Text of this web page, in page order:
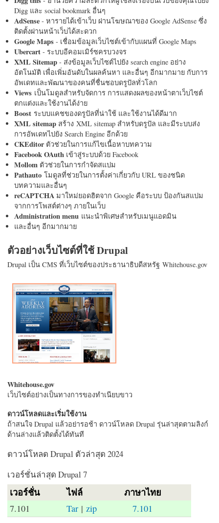
Digg และ social bookmark อื่นๆ
AdSense - หารายได้เข้าเว็บ ผ่านโฆษณาของ Google AdSense ซึ่ง
ติดตั้งผ่านหน้าเว็บได้สะดวก
Google Maps - เชื่อมข้อมูลเว็บไซต์เข้ากับแผนที่ Google Maps
Ubercart - ระบบอีคอมเมิร์ซครบวงจร
XML Sitemap - ส่งข้อมูลเว็บไซต์ไปยัง search engine อย่าง
อัตโนมัติ เพื่อเพิ่มอันดับในผลค้นหา และอื่นๆ อีกมากมาย กับการ
อัพเดทและพัฒนาของคนที่ชื่นชอบดรูปัลทั่วโลก
Views เป็นโมดูลสำหรับจัดการ การแสดงผลของหน้าตาเว็บไซต์
ตกแต่งและใช้งานได้ง่าย
Boost ระบบแคชของดรูปัลที่น่าใช้ และใช้งานได้ดีมาก
XML sitemap สร้าง XML sitemap สำหรับดรูปัล และมีระบบส่ง
การอัพเดทไปยัง Search Engine อีกด้วย
CKEditorตัวช่วยในการแก้ไขเนื้อหาบทความ
Facebook OAuth เข้าสู่ระบบด้วย Facebook
Mollom ตัวช่วยในการกำจัดสแปม
Pathauto โมดูลที่ช่วยในการตั้งค่าเกี่ยวกับ URL ของชนิด
บทความและอื่นๆ
reCAPTCHA มาใหม่ยอดฮิตจาก Google คือระบบ ป้องกันสแปม
จากการโพสต์ต่างๆ ภายในเว็บ
Administration menu แนะนำพิเศษสำหรับเมนูแอดมิน
และอื่นๆ อีกมากมาย
ตัวอย่างเว็บไซต์ที่ใช้ Drupal
Drupal เป็น CMS ที่เว็บไซต์ของประธานาธิบดีสหรัฐ Whitehouse.gov
Whitehouse.gov
เว็บไซต์อย่างเป็นทางการของทำเนียบขาว
ดาวน์โหลดและเริ่มใช้งาน
ถ้าสนใจ Drupal แล้วอย่ารอช้า ดาวน์โหลด Drupal รุ่นล่าสุดตามลิงก์
ด้านล่างแล้วติดตั้งได้ทันที
ดาวน์โหลด Drupal ตัวล่าสุด 2024
เวอร์ชั่นล่าสุด Drupal 7
เวอร์ชั่น ไฟล์ ภาษาไทย
7.101 Tar |zip 7.101